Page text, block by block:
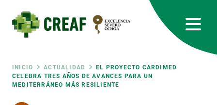
contenido
principal
Ruta
INICIO ACTUALIDAD
EL PROYECTO CARDIMED
CELEBRA TRES AÑOS DE AVANCES PARA UN
MEDITERRÁNEO MÁS RESILIENTE
RRSS
Featured